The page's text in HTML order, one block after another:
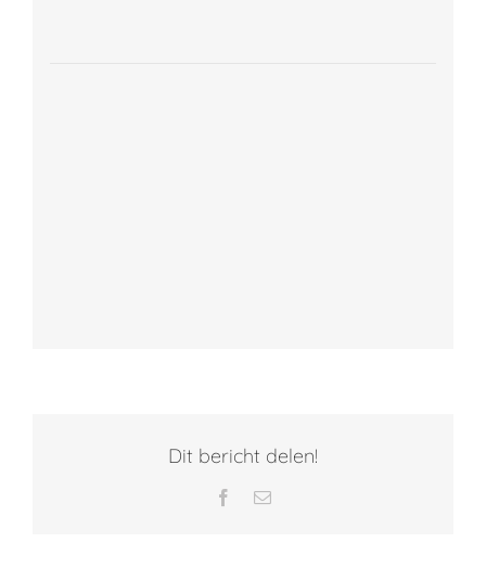
Dit bericht delen!
Facebook
E-